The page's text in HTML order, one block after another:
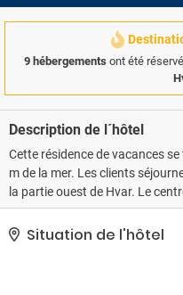
9 hébergements ont été
Description de l´hôtel
Cette résidence de vacances
m de la mer. Les clients
la partie ouest de Hvar. Le
De par son emplacement, cette
en famille placé sous le signe
Situation de l'hôtel